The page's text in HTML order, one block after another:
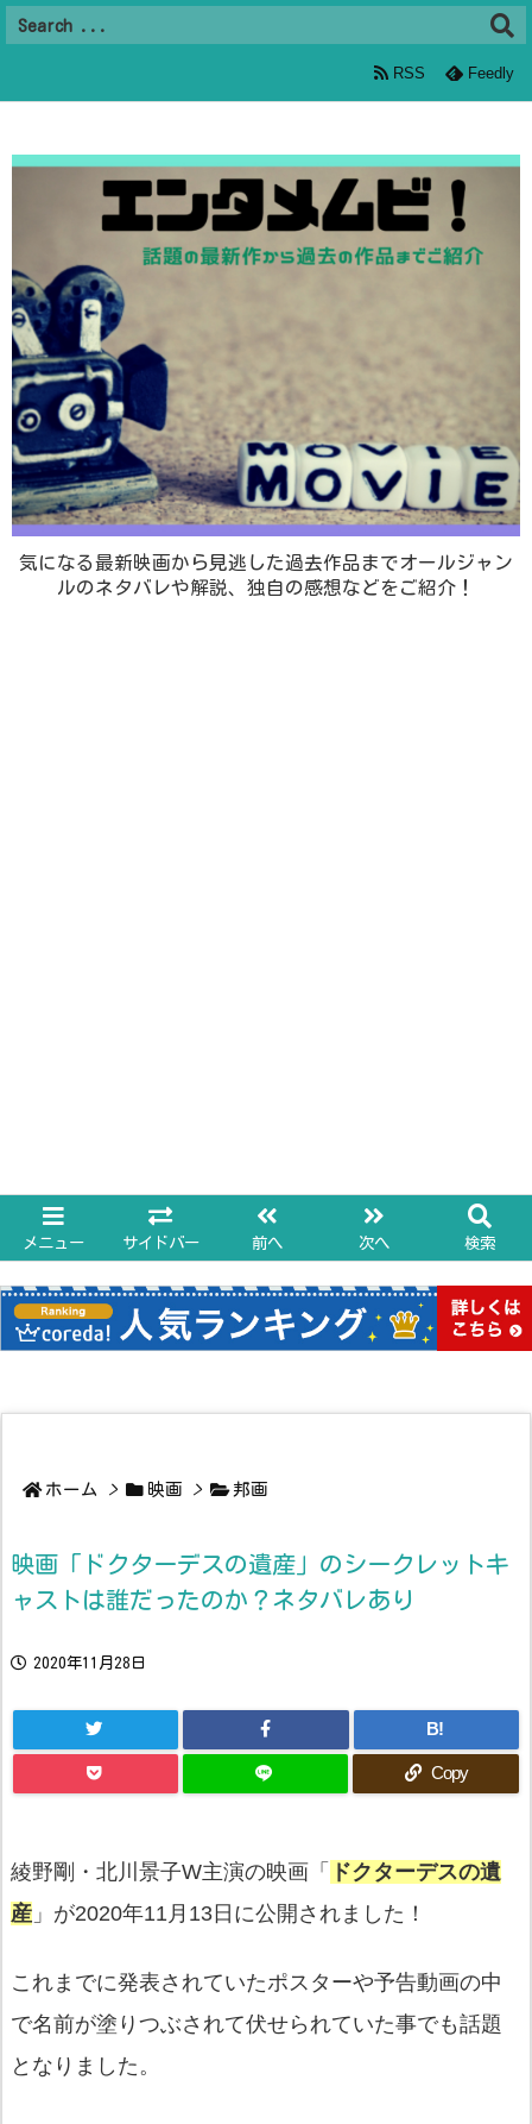
気になる最新映画から見逃した過去作品までオールジャン
ルのネタバレや解説、独自の感想などをご紹介！
メニュー サイドバー 前へ 次へ 検索
RSS Feedly
ホーム > 映画 > 邦画
映画「ドクターデスの遺産」のシークレットキ
ャストは誰だったのか？ネタバレあり
2020年11月28日
B!
Copy
綾野剛・北川景子W主演の映画「
ドクターデスの遺
産 」が2020年11月13日に公開されました！
これまでに発表されていたポスターや予告動画の中
で名前が塗りつぶされて伏せられていた事でも話題
となりました。